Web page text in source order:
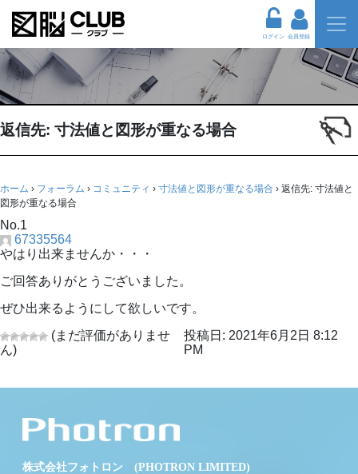
ログイン 会員登録
返信先: 寸法値と図形が重なる場合
ホーム › フォーラム › コミュニティ › 寸法値と図形が重なる場合 › 返信先: 寸法値と
図形が重なる場合
No.1
67335564
やはり出来ませんか・・・
ご回答ありがとうございました。
ぜひ出来るようにして欲しいです。
(まだ評価がありませ
ん)
投稿日: 2021年6月2日 8:12
PM
株式会社フォトロン (PHOTRON LIMITED)